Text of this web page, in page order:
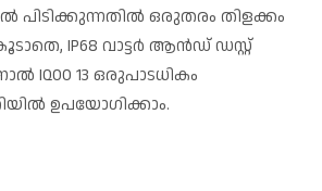
ഒരുതരം തിളക്കം
IP68 വാട്ടർ ആൻഡ് ഡസ്റ്റ്
IQOO 13 ഒരുപാടധികം
ഉപയോഗിക്കാം.